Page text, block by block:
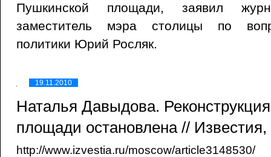
Пушкинской площади, заявил
заместитель мэра столицы по
политики Юрий Росляк.
19.11.2010
Наталья Давыдова.
площади остановлена // Известия,
http://www.izvestia.ru/moscow/article3148530/